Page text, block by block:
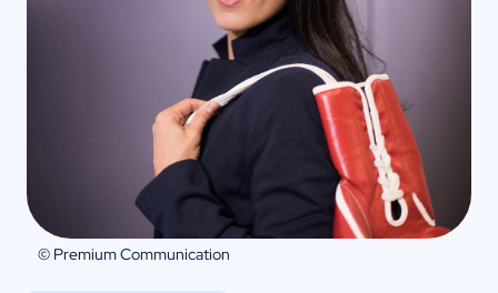
© Premium Communication